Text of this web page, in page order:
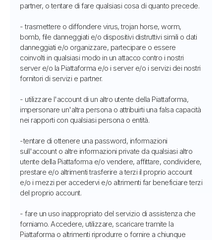
partner, o tentare di fare qualsiasi cosa di quanto precede.
- trasmettere o diffondere virus, trojan horse, worm,
bomb, file danneggiati e/o dispositivi distruttivi simili o dati
danneggiati e/o organizzare, partecipare o essere
coinvolti in qualsiasi modo in un attacco contro i nostri
server e/o la Piattaforma e/o i server e/o i servizi dei nostri
fornitori di servizi e partner.
- utilizzare l'account di un altro utente della Piattaforma,
impersonare un'altra persona o attribuirti una falsa capacità
nei rapporti con qualsiasi persona o entità.
-tentare di ottenere una password, informazioni
sull'account o altre informazioni private da qualsiasi altro
utente della Piattaforma e/o vendere, affittare, condividere,
prestare e/o altrimenti trasferire a terzi il proprio account
e/o i mezzi per accedervi e/o altrimenti far beneficiare terzi
del proprio account.
- fare un uso inappropriato del servizio di assistenza che
forniamo. Accedere, utilizzare, scaricare tramite la
Piattaforma o altrimenti riprodurre o fornire a chiunque